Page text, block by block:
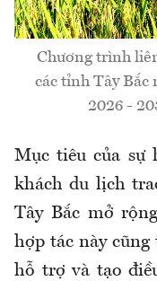
Chương trình
các tỉnh Tây Bắc
2026 -
Mục tiêu của sự
khách du lịch
Tây Bắc mở
hợp tác này
hỗ trợ và tạo